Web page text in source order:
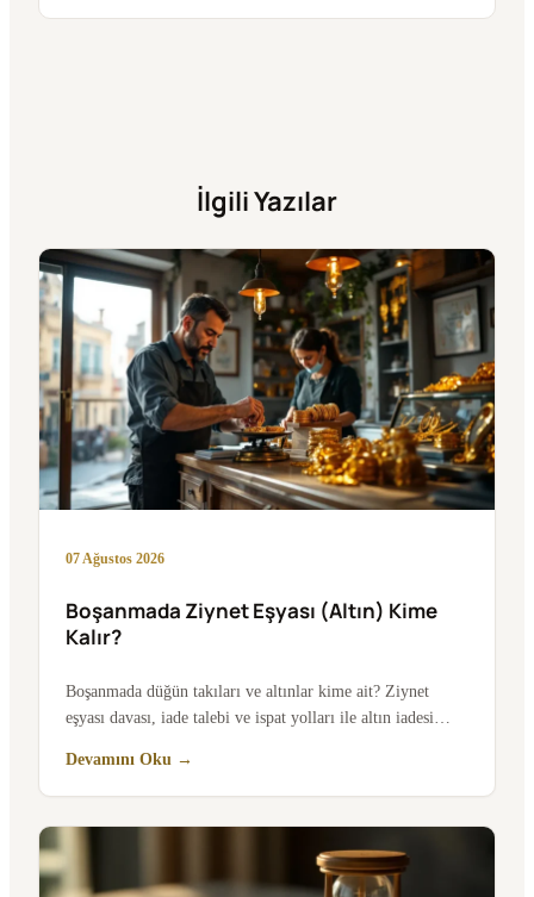
İlgili Yazılar
07 Ağustos 2026
Boşanmada Ziynet Eşyası (Altın) Kime
Kalır?
Boşanmada düğün takıları ve altınlar kime ait? Ziynet
eşyası davası, iade talebi ve ispat yolları ile altın iadesi…
Devamını Oku →